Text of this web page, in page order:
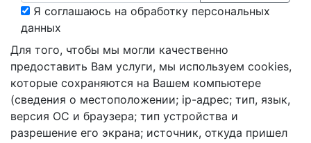
Я соглашаюсь на обработку персональных
данных
Для того, чтобы мы могли качественно
предоставить Вам услуги, мы используем cookies,
которые сохраняются на Вашем компьютере
(сведения о местоположении; ip-адрес; тип, язык,
версия ОС и браузера; тип устройства и
разрешение его экрана; источник, откуда пришел